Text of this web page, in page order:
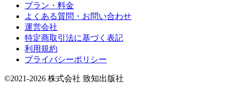
プラン・料金
よくある質問・お問い合わせ
運営会社
特定商取引法に基づく表記
利用規約
プライバシーポリシー
©2021-2026 株式会社 致知出版社